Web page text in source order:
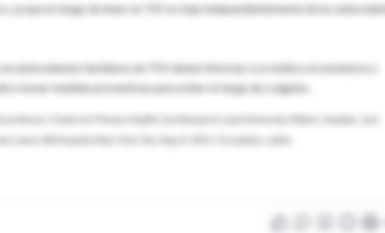
ya que el riesgo de tener un TEV es bajo independientemente de los
antecedentes familiares de TEV deben informar a su médico al someterse a
tomar medidas preventivas para evitar el riesgo de coágulos.
professor, Center for Primary Health Care Research, Lund University, Malmo, Sweden; Jack
Lenox Hill Hospital, New York City; Aug. 8, 2011, Circulation, online